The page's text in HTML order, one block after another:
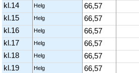
kl.14
Helg
66,57
kl.15
Helg
66,57
kl.16
Helg
66,57
kl.17
Helg
66,57
kl.18
Helg
66,57
kl.19
Helg
66,57